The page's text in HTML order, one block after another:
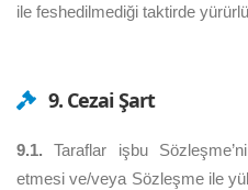
ile feshedilmediği taktirde
9. Cezai Şart
9.1. Taraflar işbu
etmesi ve/veya Sözleşme ile